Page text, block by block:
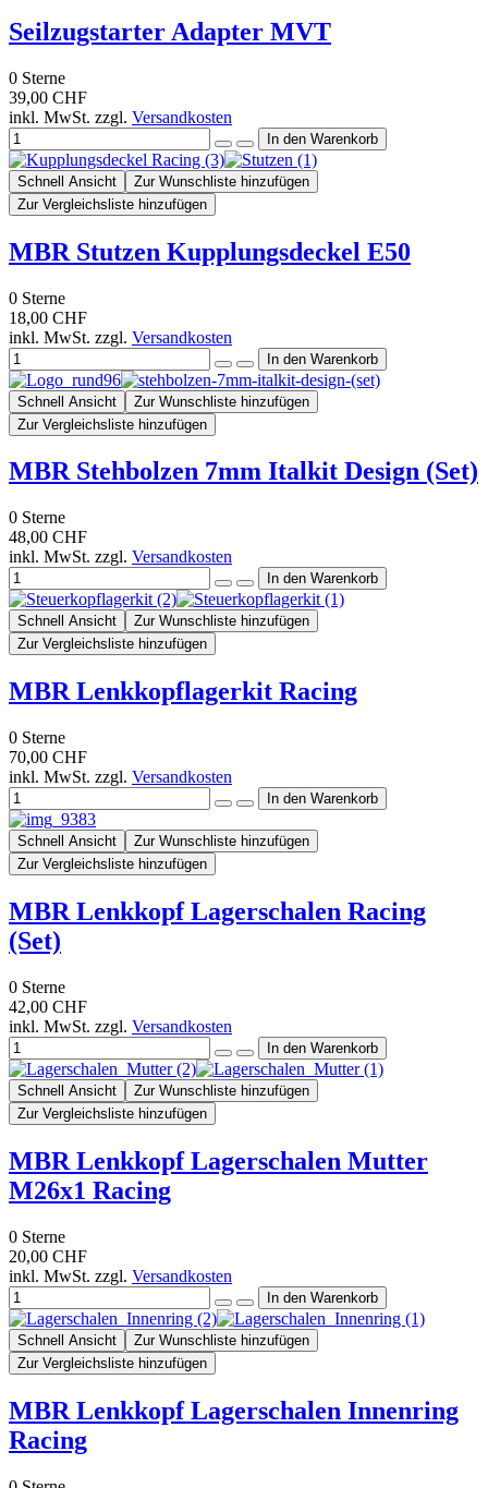
Seilzugstarter Adapter MVT
0 Sterne
39,00 CHF
inkl. MwSt. zzgl. Versandkosten
Schnell Ansicht
Zur Wunschliste hinzufügen
Zur Vergleichsliste hinzufügen
MBR Stutzen Kupplungsdeckel E50
0 Sterne
18,00 CHF
inkl. MwSt. zzgl. Versandkosten
Schnell Ansicht
Zur Wunschliste hinzufügen
Zur Vergleichsliste hinzufügen
MBR Stehbolzen 7mm Italkit Design (Set)
0 Sterne
48,00 CHF
inkl. MwSt. zzgl. Versandkosten
Schnell Ansicht
Zur Wunschliste hinzufügen
Zur Vergleichsliste hinzufügen
MBR Lenkkopflagerkit Racing
0 Sterne
70,00 CHF
inkl. MwSt. zzgl. Versandkosten
Schnell Ansicht
Zur Wunschliste hinzufügen
Zur Vergleichsliste hinzufügen
MBR Lenkkopf Lagerschalen Racing
(Set)
0 Sterne
42,00 CHF
inkl. MwSt. zzgl. Versandkosten
Schnell Ansicht
Zur Wunschliste hinzufügen
Zur Vergleichsliste hinzufügen
MBR Lenkkopf Lagerschalen Mutter
M26x1 Racing
0 Sterne
20,00 CHF
inkl. MwSt. zzgl. Versandkosten
Schnell Ansicht
Zur Wunschliste hinzufügen
Zur Vergleichsliste hinzufügen
MBR Lenkkopf Lagerschalen Innenring
Racing